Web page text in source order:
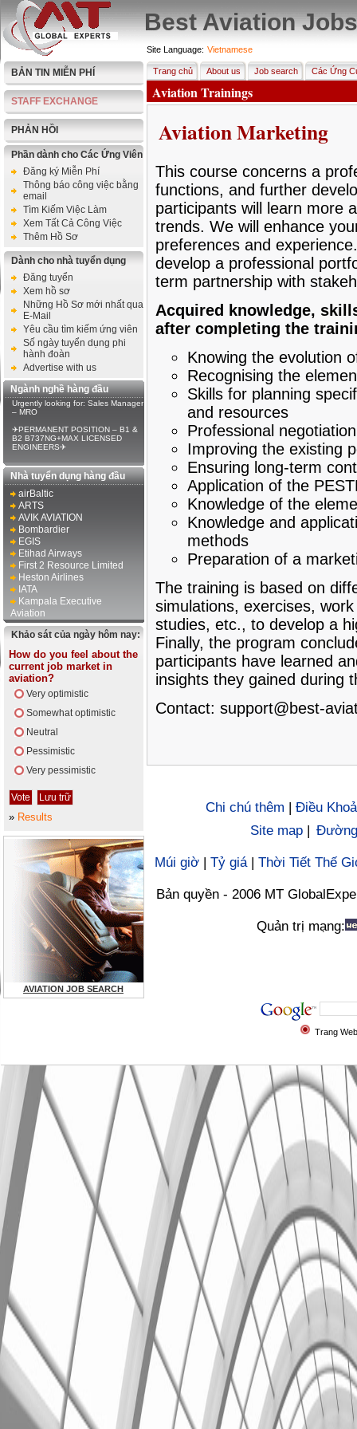
Best Aviation Jobs
BẢN TIN MIỄN PHÍ
STAFF EXCHANGE
PHẢN HỒI
Phần dành cho Các Ứng Viên
Đăng ký Miễn Phí
Thông báo công việc bằng
email
Tìm Kiếm Việc Làm
Xem Tất Cả Công Việc
Thêm Hồ Sơ
Dành cho nhà tuyển dụng
Đăng tuyển
Xem hồ sơ
Những Hồ Sơ mới nhất qua
E-Mail
Yêu cầu tìm kiếm ứng viên
Số ngày tuyển dụng phi
hành đoàn
Advertise with us
Ngành nghề hàng đầu
Urgently looking for: Sales Manager
– MRO
✈PERMANENT POSITION – B1 &
B2 B737NG+MAX LICENSED
ENGINEERS✈
Nhà tuyển dụng hàng đầu
airBaltic
ARTS
AVIK AVIATION
Bombardier
EGIS
Etihad Airways
First 2 Resource Limited
Heston Airlines
IATA
Kampala Executive
Aviation
Khảo sát của ngày hôm nay:
How do you feel about the
current job market in
aviation?
Very optimistic
Somewhat optimistic
Neutral
Pessimistic
Very pessimistic
» Results
AVIATION JOB SEARCH
Site Language: Vietnamese
Trang chủ About us Job search Các Ứng
Aviation Trainings
Aviation Marketing
This course concerns a
functions, and further
participants will learn more
trends. We will enhance
preferences and
develop a professional
term partnership with
Acquired knowledge,
after completing the
Knowing the evolution
Recognising the
Skills for planning
and resources
Professional
Improving the existing
Ensuring long-term
Application of the
Knowledge of the
Knowledge and
methods
Preparation of a
The training is based on
simulations, exercises,
studies, etc., to develop a
Finally, the program
participants have learned
insights they gained during
Contact: support@best-
Chi chú thêm | Điều
Site map|
Múi giờ | Tỷ giá | Thời Tiết Thế
Bản quyền - 2006 MT
Quản trị mạng:
Trang Web